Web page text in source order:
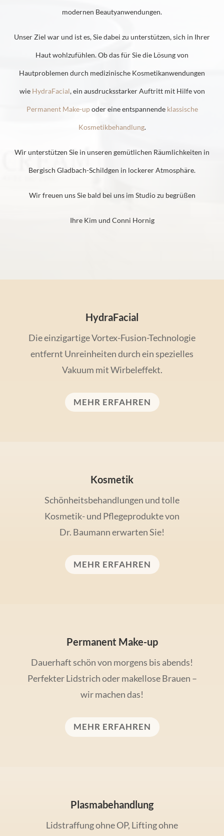
modernen Beauty­anwendungen.
Unser Ziel war und ist es, Sie dabei zu unterstützen, sich in Ihrer
Haut wohlzufühlen. Ob das für Sie die Lösung von
Hautproblemen durch medizinische Kosmetikanwendungen
wie HydraFacial, ein ausdrucksstarker Auftritt mit Hilfe von
Permanent Make-upoder eine entspannende klassische
Kosmetikbehandlung.
Wir unterstützen Sie in unseren gemütlichen Räumlichkeiten in
Bergisch Gladbach-Schildgen in lockerer Atmosphäre.
Wir freuen uns Sie bald bei uns im Studio zu begrüßen
Ihre Kim und Conni Hornig
HydraFacial
Die einzigartige Vortex-Fusion-Technologie
entfernt Unreinheiten durch ein spezielles
Vakuum mit Wirbeleffekt.
MEHR ERFAHREN
Kosmetik
Schönheits­behand­lungen und tolle
Kosmetik- und Pflege­produkte von
Dr. Baumann erwarten Sie!
MEHR ERFAHREN
Permanent Make-up
Dauerhaft schön von morgens bis abends!
Perfekter Lidstrich oder makellose Brauen –
wir machen das!
MEHR ERFAHREN
Plasmabehandlung
Lidstraffung ohne OP, Lifting ohne